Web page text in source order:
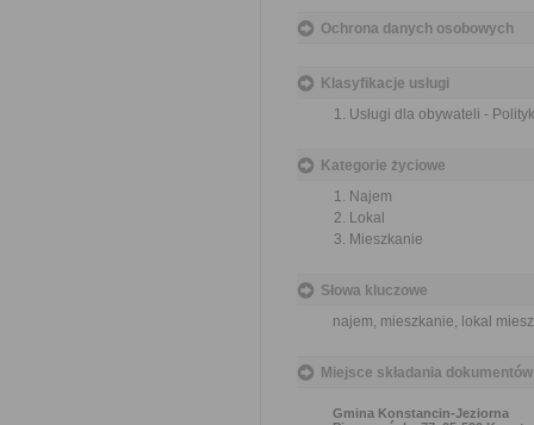
Ochrona danych osobowych
Klasyfikacje usługi
Usługi dla obywateli -
Kategorie życiowe
Najem
Lokal
Mieszkanie
Słowa kluczowe
najem, mieszkanie, lokal
Miejsce składania dokumentów
Gmina Konstancin-Jeziorna